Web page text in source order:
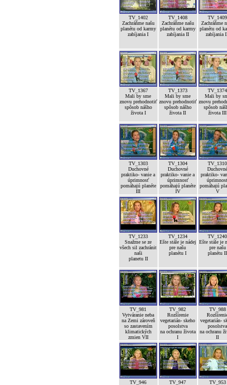
TV_1402
Zachráňme našu
planétu od karmy
zabíjania I
TV_1408
Zachráňme našu
planétu od karmy
zabíjania II
TV_1409
Zachráňme
planétu od
zabíjania
TV_1367
Mali by sme
znovu prehodnotiť
spôsob nášho
života I
TV_1373
Mali by sme
znovu prehodnotiť
spôsob nášho
života II
TV_1374
Mali by
znovu
spôsob
života III
TV_1303
Duchovné
praktiko- vanie a
úprimnosť
pomáhajú planéte
III
TV_1304
Duchovné
praktiko- vanie a
úprimnosť
pomáhajú planéte
IV
TV_1310
praktiko-
pomáhajú
V
TV_1233
Snažme se ze
všech sil zachránit
naši
planetu II
TV_1234
Ešte stále je nádej
pre našu
planétu I
TV_1240
Ešte stále je
pre našu
planétu II
TV_981
Vytváranie neba
na Zemi zároveň
so zastavením
klimatických
zmien VII
TV_982
Rozšírenie
vegetarián- skeho
posolstva
na ochranu života
I
TV_988
vegetarián-
posolstva
na ochranu
II
TV_946 TV_947 TV_953